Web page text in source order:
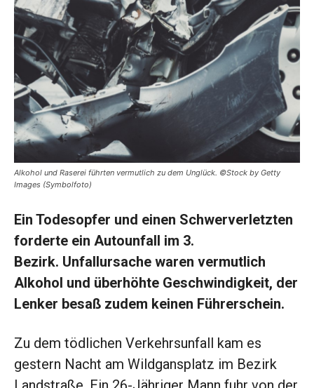
Alkohol und Raserei führten vermutlich zu dem Unglück. ©Stock by Getty
Images (Symbolfoto)
Ein Todesopfer und einen Schwerverletzten
forderte ein Autounfall im 3.
Bezirk. Unfallursache waren vermutlich
Alkohol und überhöhte Geschwindigkeit, der
Lenker besaß zudem keinen Führerschein.
Zu dem tödlichen Verkehrsunfall kam es
gestern Nacht am Wildgansplatz im Bezirk